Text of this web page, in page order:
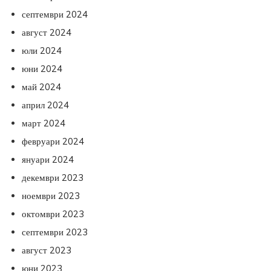
септември 2024
август 2024
юли 2024
юни 2024
май 2024
април 2024
март 2024
февруари 2024
януари 2024
декември 2023
ноември 2023
октомври 2023
септември 2023
август 2023
юни 2023